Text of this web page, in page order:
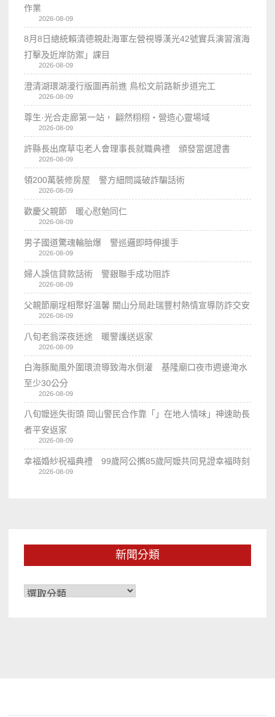
作業
2026-08-09
8月8日總統賴清德親赴海軍左營視導漢光42號實兵演習濱海
打擊及近岸防禦」課目
2026-08-09
澄清湖環湖漫行版圖再前進 鳥松文前路新步道完工
2026-08-09
尊生·光合走廊第一站， 翩然栩栩・營造心靈場域
2026-08-09
許縣長出席草屯老人會理事長就職典禮 頒發當選證書
2026-08-09
領200萬裝修房屋 警方細問識破詐騙話術
2026-08-09
歡慶父親節 暖心慰勉同仁
2026-08-09
男子國道驚魂輪胎爆 警巡邏即時伸援手
2026-08-09
婦人誤信貸款話術 警銀聯手成功阻詐
2026-08-09
父親節廟埕相聚好溫馨 關山分局赴瑞豐村熱情宣導防詐交安
2026-08-09
八旬老翁深夜迷途 暖警護送返家
2026-08-09
白海豚颱風外圍環流導致海水倒灌 基隆廟口夜市週邊淹水
至少30公分
2026-08-09
八旬嬤迷失街頭 岡山警民合作靠「」在地人情味」神速助長
者平安返家
2026-08-09
幸福婚紗祝福典禮 99歲阿公𢹂85歲阿嬤共同見證幸福時刻
2026-08-09
新聞分類
新